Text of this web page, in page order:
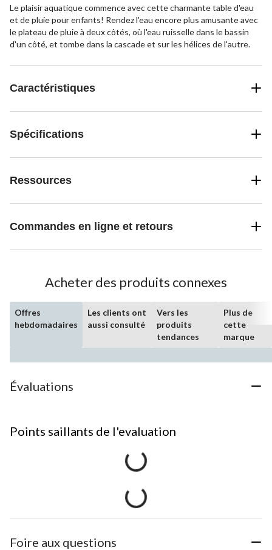
Le plaisir aquatique commence avec cette charmante table d'eau
et de pluie pour enfants! Rendez l'eau encore plus amusante avec
le plateau de pluie à deux côtés, où l'eau ruisselle dans le bassin
d'un côté, et tombe dans la cascade et sur les hélices de l'autre.
Caractéristiques
Spécifications
Ressources
Commandes en ligne et retours
Acheter des produits connexes
Offres
hebdomadaires
Les clients ont
aussi consulté
Vers les
produits
tendances
Plus de
cette
marque
Évaluations
Points saillants de l'evaluation
Foire aux questions